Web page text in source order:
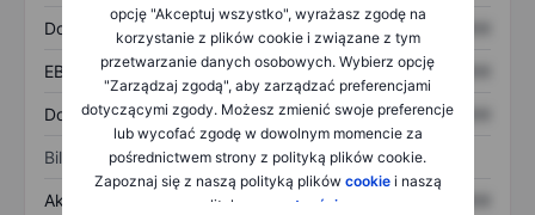
opcję "Akceptuj wszystko", wyrażasz zgodę na
korzystanie z plików cookie i związane z tym
przetwarzanie danych osobowych. Wybierz opcję
"Zarządzaj zgodą", aby zarządzać preferencjami
dotyczącymi zgody. Możesz zmienić swoje preferencje
lub wycofać zgodę w dowolnym momencie za
pośrednictwem strony z polityką plików cookie.
Zapoznaj się z naszą polityką plików cookiei naszą
polityką
prywatności
Dochód XXXXXXX
EBITDA XXXXXXX XXXXXXX
Dochód netto XXXXXXX XXXXXXX
Bilans
Aktywa ogółem XXXXXXX